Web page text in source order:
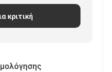
κριτική